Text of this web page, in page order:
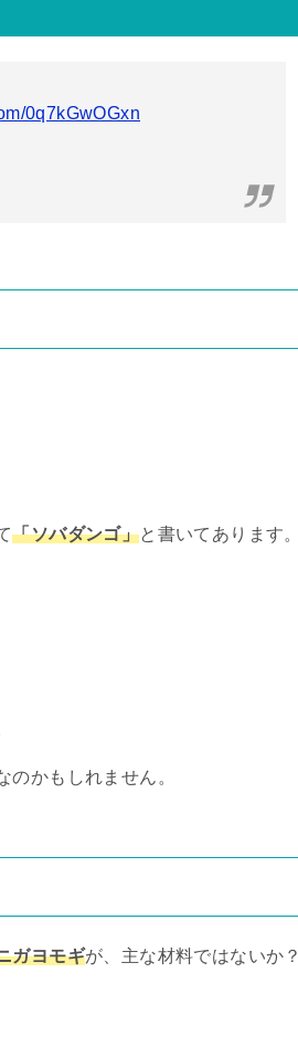
0q7kGwOGxn
「ソバダンゴ」と書いてあります。
のかもしれません。
ガヨモギが、主な材料ではないか？